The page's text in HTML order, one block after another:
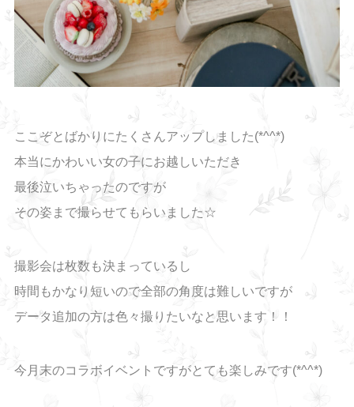
ここぞとばかりにたくさんアップしました(*^^*)
本当にかわいい女の子にお越しいただき
最後泣いちゃったのですが
その姿まで撮らせてもらいました☆
撮影会は枚数も決まっているし
時間もかなり短いので全部の角度は難しいですが
データ追加の方は色々撮りたいなと思います！！
今月末のコラボイベントですがとても楽しみです(*^^*)